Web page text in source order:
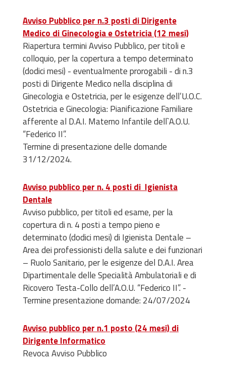
Avviso Pubblico per n.3 posti di Dirigente
Medico di Ginecologia e Ostetricia (12 mesi)
Riapertura termini Avviso Pubblico, per titoli e
colloquio, per la copertura a tempo determinato
(dodici mesi) - eventualmente prorogabili - di n.3
posti di Dirigente Medico nella disciplina di
Ginecologia e Ostetricia, per le esigenze dell’U.O.C.
Ostetricia e Ginecologia: Pianificazione Familiare
afferente al D.A.I. Materno Infantile dell`A.O.U.
“Federico II”.
Termine di presentazione delle domande
31/12/2024.
Avviso pubblico per n. 4 posti di Igienista
Dentale
Avviso pubblico, per titoli ed esame, per la
copertura di n. 4 posti a tempo pieno e
determinato (dodici mesi) di Igienista Dentale –
Area dei professionisti della salute e dei funzionari
– Ruolo Sanitario, per le esigenze del D.A.I. Area
Dipartimentale delle Specialità Ambulatoriali e di
Ricovero Testa-Collo dell’A.O.U. “Federico II”. -
Termine presentazione domande: 24/07/2024
Avviso pubblico per n.1 posto (24 mesi) di
Dirigente Informatico
Revoca Avviso Pubblico